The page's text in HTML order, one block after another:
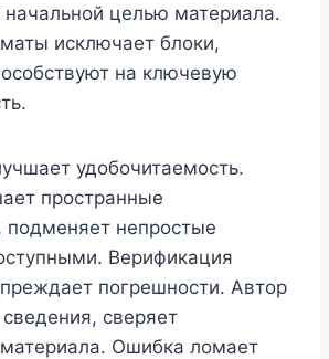
целью материала.
исключает блоки,
на ключевую
удобочитаемость.
пространные
непростые
Верификация
погрешности. Автор
сверяет
материала. Ошибка ломает